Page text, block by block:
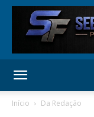
Início Da Redação